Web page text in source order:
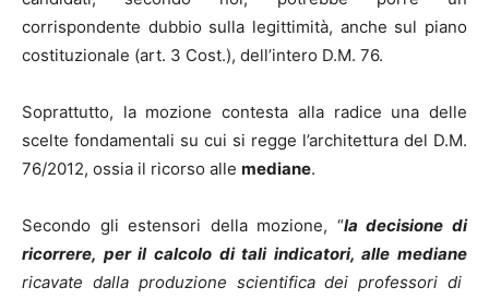
corrispondente dubbio sulla legittimità, anche sul piano
costituzionale (art. 3 Cost.), dell’intero D.M. 76.
Soprattutto, la mozione contesta alla radice una delle
scelte fondamentali su cui si regge l’architettura del D.M.
76/2012, ossia il ricorso alle mediane.
Secondo gli estensori della mozione, “la decisione di
ricorrere, per il calcolo di tali indicatori, alle mediane
ricavate dalla produzione scientifica dei professori di